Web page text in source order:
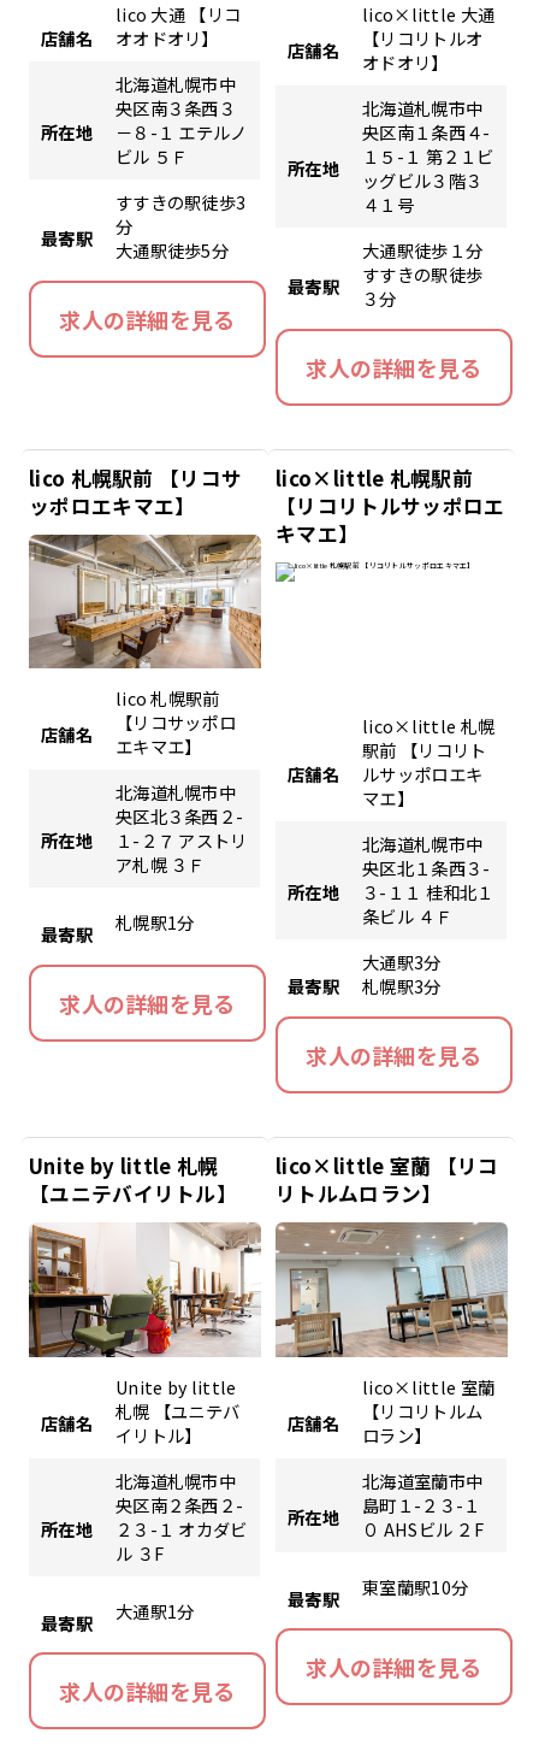
店舗名
lico 大通 【リコ
オオドオリ】
所在地
北海道札幌市中
央区南３条西３
－８-１ エテルノ
ビル ５Ｆ
最寄駅
すすきの駅徒歩3
分
大通駅徒歩5分
求人の詳細を見る
店舗名
lico×little 大通
【リコリトルオ
オドオリ】
所在地
北海道札幌市中
央区南１条西４-
１５-１ 第２１ビ
ッグビル３階３
４１号
最寄駅
大通駅徒歩１分
すすきの駅徒歩
３分
求人の詳細を見る
lico 札幌駅前 【リコサ
ッポロエキマエ】
店舗名
lico 札幌駅前
【リコサッポロ
エキマエ】
所在地
北海道札幌市中
央区北３条西２-
１-２７ アストリ
ア札幌 ３Ｆ
最寄駅 札幌駅1分
求人の詳細を見る
lico×little 札幌駅前
【リコリトルサッポロエ
キマエ】
店舗名
lico×little 札幌
駅前 【リコリト
ルサッポロエキ
マエ】
所在地
北海道札幌市中
央区北１条西３-
３-１１ 桂和北１
条ビル ４Ｆ
最寄駅
大通駅3分
札幌駅3分
求人の詳細を見る
Unite by little 札幌
【ユニテバイリトル】
店舗名
Unite by little
札幌 【ユニテバ
イリトル】
所在地
北海道札幌市中
央区南２条西２-
２３-１ オカダビ
ル ３F
最寄駅 大通駅1分
求人の詳細を見る
lico×little 室蘭 【リコ
リトルムロラン】
店舗名
lico×little 室蘭
【リコリトルム
ロラン】
所在地
北海道室蘭市中
島町１-２３-１
０ AHSビル ２F
最寄駅 東室蘭駅10分
求人の詳細を見る